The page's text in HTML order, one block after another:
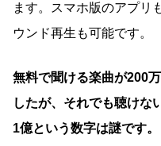
ます。スマホ版のアプリ
ウンド再生も可能です。
無料で聞ける楽曲が200
したが、それでも聴けな
1億という数字は謎です。